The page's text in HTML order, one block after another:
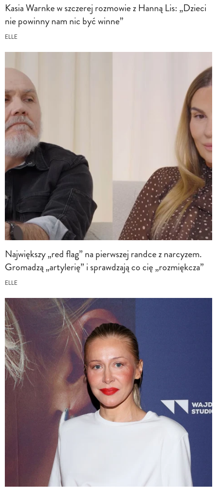
Kasia Warnke w szczerej rozmowie z Hanną Lis: „Dzieci
nie powinny nam nic być winne”
ELLE
Największy „red flag” na pierwszej randce z narcyzem.
Gromadzą „artylerię” i sprawdzają co cię „rozmiękcza”
ELLE